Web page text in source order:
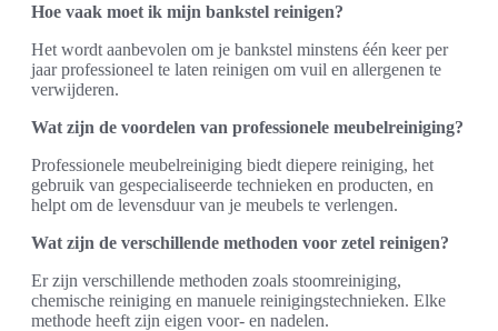
Hoe vaak moet ik mijn bankstel reinigen?
Het wordt aanbevolen om je bankstel minstens één keer per
jaar professioneel te laten reinigen om vuil en allergenen te
verwijderen.
Wat zijn de voordelen van professionele meubelreiniging?
Professionele meubelreiniging biedt diepere reiniging, het
gebruik van gespecialiseerde technieken en producten, en
helpt om de levensduur van je meubels te verlengen.
Wat zijn de verschillende methoden voor zetel reinigen?
Er zijn verschillende methoden zoals stoomreiniging,
chemische reiniging en manuele reinigingstechnieken. Elke
methode heeft zijn eigen voor- en nadelen.